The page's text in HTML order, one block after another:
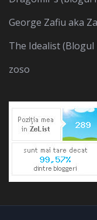
George Zafiu aka
The Idealist (Blogul
zoso